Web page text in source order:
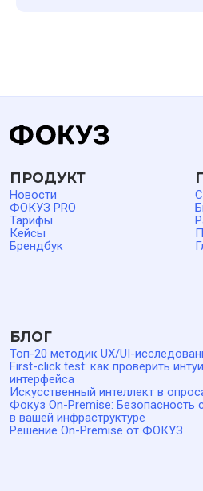
Облачная версия ФОКУЗ размещается на
Yandex Cloud на территории Российской
ФОКУЗ включено в Единый реестр
опросов, сбора и анализа обратной
клиентского и пользовательского опыта
показателей NPS, CSI и CSAT.
на программное обеспечение и базы
принадлежат ООО «Технологии
связью». ПО может предоставляться в
Docker, Docker Compose, Qdrant, Kubernetes
Актуальная информация о стоимости
«Тарифы» сайта.